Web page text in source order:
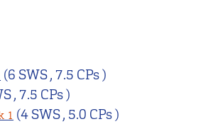
(6 SWS , 7.5 CPs )
, 7.5 CPs )
1 (4 SWS , 5.0 CPs )